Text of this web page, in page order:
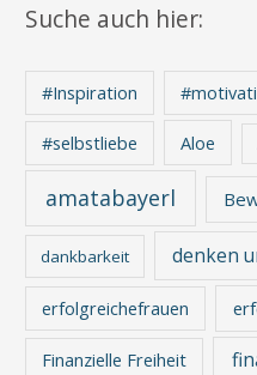
Suche auch hier:
#Inspiration
#selbstliebe Aloe
amatabayerl
dankbarkeit denken
erfolgreichefrauen
Finanzielle Freiheit